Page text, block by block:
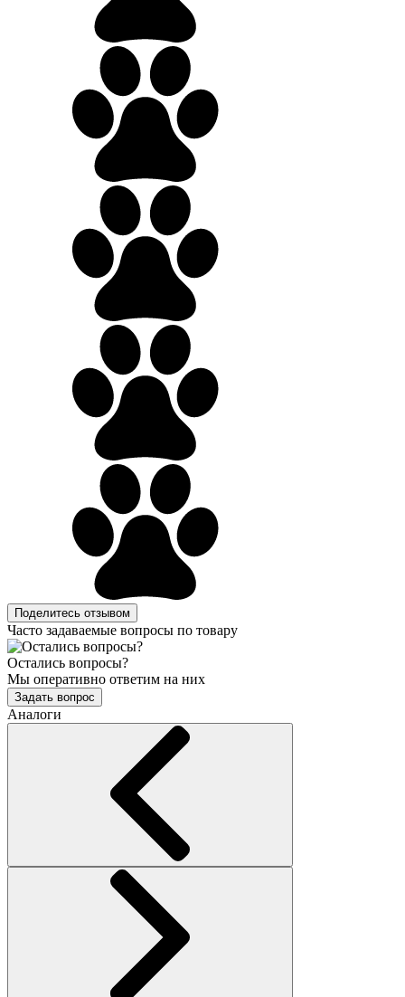
Поделитесь отзывом
Часто задаваемые вопросы по товару
Остались вопросы?
Мы оперативно ответим на них
Задать вопрос
Аналоги